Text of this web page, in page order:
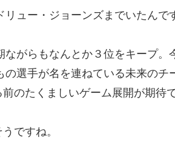
ュー・ジョーンズまでいたんで
がらもなんとか３位をキープ。
選手が名を連ねている未来のチ
のたくましいゲーム展開が期待
ですね。